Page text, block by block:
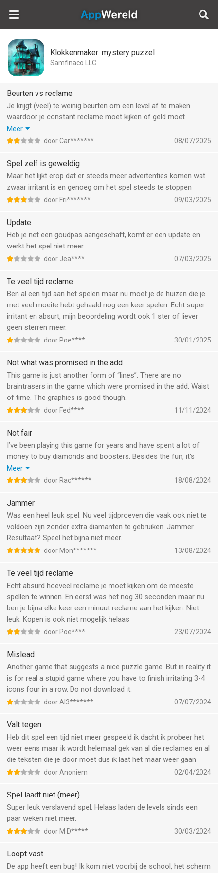
AppWereld
Klokkenmaker: mystery puzzel
Samfinaco LLC
Beurten vs reclame
Je krijgt (veel) te weinig beurten om een level af te maken
waardoor je constant reclame moet kijken of geld moet
neertellen om een level af te krijgen. Met meer beurten en
minder reclames zou dit best een leuk spel kunnen zijn.
Meer
door Car******* 08/07/2025
Spel zelf is geweldig
Maar het lijkt erop dat er steeds meer advertenties komen wat
zwaar irritant is en genoeg om het spel steeds te stoppen
door Fri******* 09/03/2025
Update
Heb je net een goudpas aangeschaft, komt er een update en
werkt het spel niet meer.
door Jea**** 07/03/2025
Te veel tijd reclame
Ben al een tijd aan het spelen maar nu moet je de huizen die je
met veel moeite hebt gehaald nog een keer spelen. Echt super
irritant en absurt, mijn beoordeling wordt ook 1 ster of liever
geen sterren meer.
door Poe**** 30/01/2025
Not what was promised in the add
This game is just another form of “lines”. There are no
braintrasers in the game which were promised in the add. Waist
of time. The graphics is good though.
door Fed**** 11/11/2024
Not fair
I’ve been playing this game for years and have spent a lot of
money to buy diamonds and boosters. Besides the fun, it’s
purpose is also intentionally let you spent more money.
Sometime levels are so hard, that you can not go further. Even
hammer cost 9 diamonds instead of 5! How unfair.
My interest in this game fades because of this unfairness.
Meer
door Rac****** 18/08/2024
Jammer
Was een heel leuk spel. Nu veel tijdproeven die vaak ook niet te
voldoen zijn zonder extra diamanten te gebruiken. Jammer.
Resultaat? Speel het bijna niet meer.
door Mon******* 13/08/2024
Te veel tijd reclame
Echt absurd hoeveel reclame je moet kijken om de meeste
spellen te winnen. En eerst was het nog 30 seconden maar nu
ben je bijna elke keer een minuut reclame aan het kijken. Niet
leuk. Kopen is ook niet mogelijk helaas
door Poe**** 23/07/2024
Mislead
Another game that suggests a nice puzzle game. But in reality it
is for real a stupid game where you have to finish irritating 3-4
icons four in a row. Do not download it.
door Al3******* 07/07/2024
Valt tegen
Heb dit spel een tijd niet meer gespeeld ik dacht ik probeer het
weer eens maar ik wordt helemaal gek van al die reclames en al
die teksten die je door moet dus ik laat het maar weer gaan
door Anoniem 02/04/2024
Spel laadt niet (meer)
Super leuk verslavend spel. Helaas laden de levels sinds een
paar weken niet meer.
door M D***** 30/03/2024
Loopt vast
De app heeft een bug! Ik kom niet voorbij de school, het scherm